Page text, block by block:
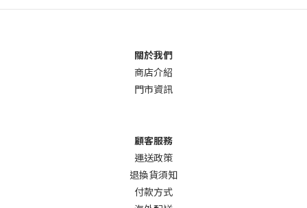
關於我們
商店介紹
門市資訊
顧客服務
運送政策
退換貨須知
付款方式